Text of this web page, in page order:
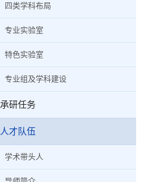
四类学科布局
专业实验室
特色实验室
专业组及学科建设
承研任务
人才队伍
学术带头人